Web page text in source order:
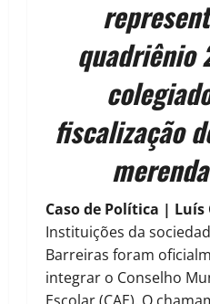
quadriênio
fiscalização
Caso de Política | Luís
Instituições da
Barreiras foram
integrar o Conselho